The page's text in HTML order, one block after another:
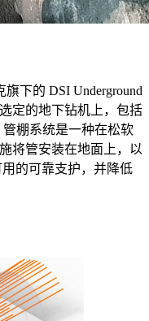
旗下的 DSI Underground
定的地下钻机上，包括
管棚系统是一种在松软
将管安装在地面上，以
的可靠支护，并降低